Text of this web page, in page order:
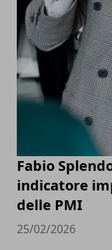
Fabio
indicatore
delle PMI
25/02/2026